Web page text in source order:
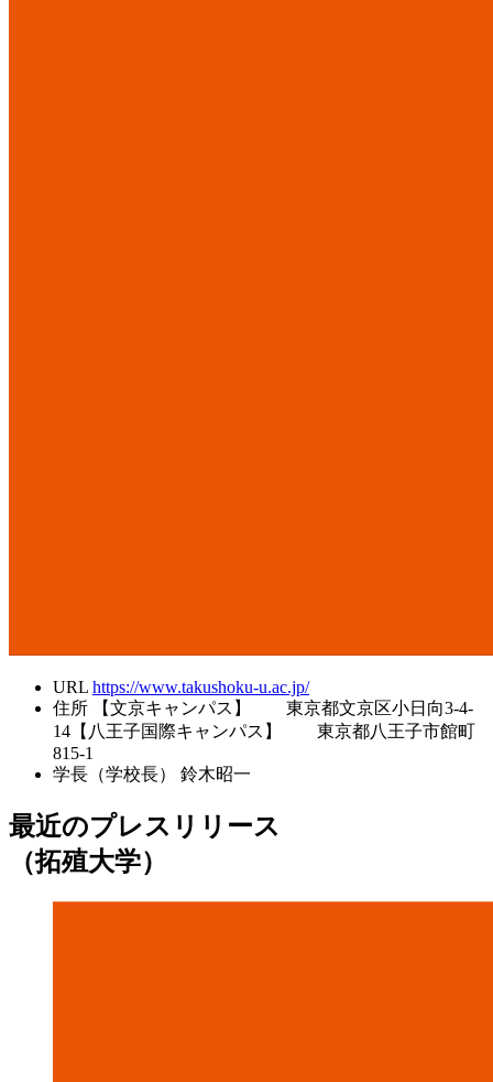
URL https://www.takushoku-u.ac.jp/
住所
【文京キャンパス】 東京都文京区小日向3-4-
14【八王子国際キャンパス】 東京都八王子市館町
815-1
学長（学校長）
鈴木昭一
最近のプレスリリース
（拓殖大学）